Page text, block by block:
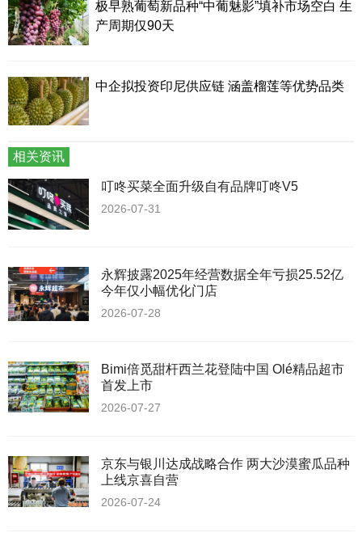
极早熟葡萄新品种“中葡魅影”填补市场空白 生
产周期仅90天
中企拟投资印尼供应链 涵盖榴莲等优势品类
相关资讯
叮咚买菜全面升级自有品牌叮咚V5
2026-07-31
永辉披露2025年经营数据全年亏损25.52亿
今年仅小幅优化门店
2026-07-28
Bimi倍觅甜杆西兰花登陆中国 Olé精品超市
首发上市
2026-07-27
京东与银川达成战略合作 两大沙漠蜜瓜品种
上线京喜自营
2026-07-24